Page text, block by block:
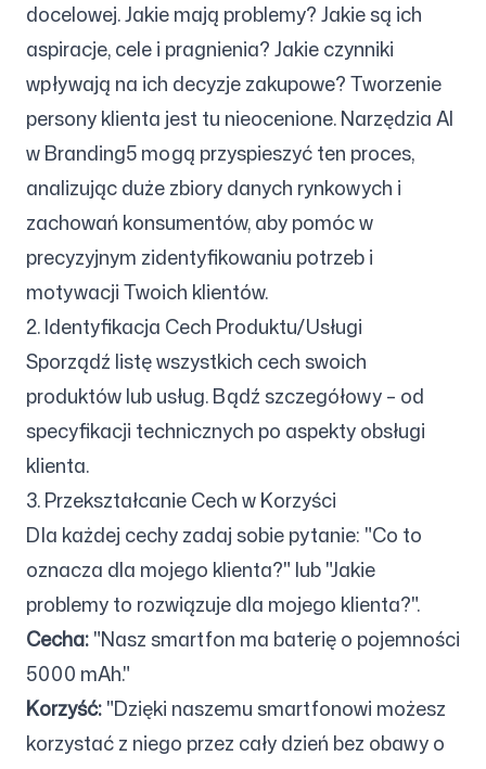
docelowej. Jakie mają problemy? Jakie są ich
aspiracje, cele i pragnienia? Jakie czynniki
wpływają na ich decyzje zakupowe? Tworzenie
persony klienta jest tu nieocenione. Narzędzia AI
w Branding5 mogą przyspieszyć ten proces,
analizując duże zbiory danych rynkowych i
zachowań konsumentów, aby pomóc w
precyzyjnym zidentyfikowaniu potrzeb i
motywacji Twoich klientów.
2. Identyfikacja Cech Produktu/Usługi
Sporządź listę wszystkich cech swoich
produktów lub usług. Bądź szczegółowy – od
specyfikacji technicznych po aspekty obsługi
klienta.
3. Przekształcanie Cech w Korzyści
Dla każdej cechy zadaj sobie pytanie: "Co to
oznacza dla mojego klienta?" lub "Jakie
problemy to rozwiązuje dla mojego klienta?".
Cecha:"Nasz smartfon ma baterię o pojemności
5000 mAh."
Korzyść:"Dzięki naszemu smartfonowi możesz
korzystać z niego przez cały dzień bez obawy o